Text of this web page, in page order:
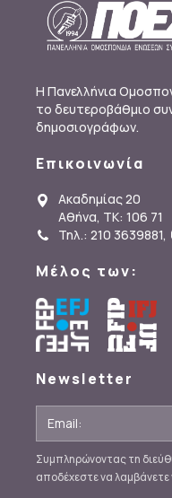
Η Πανελλήνια
το δευτεροβάθμιο
δημοσιογράφων.
Επικοινωνία
Ακαδημίας 20
Αθήνα, ΤΚ: 106 71
Τηλ.: 210 3639881,
Μέλος των:
Newsletter
Συμπληρώνοντας τη
αποδέχεστε να λαμβάνετε